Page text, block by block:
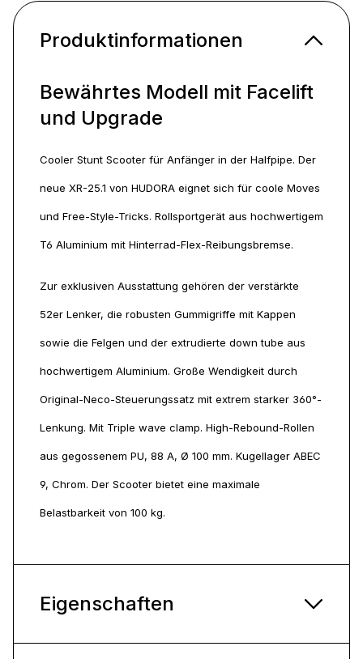
Produktinformationen
Bewährtes Modell mit Facelift
und Upgrade
Cooler Stunt Scooter für Anfänger in der Halfpipe. Der
neue XR-25.1 von HUDORA eignet sich für coole Moves
und Free-Style-Tricks. Rollsportgerät aus hochwertigem
T6 Aluminium mit Hinterrad-Flex-Reibungsbremse.
Zur exklusiven Ausstattung gehören der verstärkte
52er Lenker, die robusten Gummigriffe mit Kappen
sowie die Felgen und der extrudierte down tube aus
hochwertigem Aluminium. Große Wendigkeit durch
Original-Neco-Steuerungssatz mit extrem starker 360°-
Lenkung. Mit Triple wave clamp. High-Rebound-Rollen
aus gegossenem PU, 88 A, Ø 100 mm. Kugellager ABEC
9, Chrom. Der Scooter bietet eine maximale
Belastbarkeit von 100 kg.
Eigenschaften